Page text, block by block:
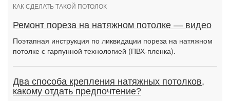
КАК СДЕЛАТЬ ТАКОЙ ПОТОЛОК
Ремонт пореза на натяжном потолке — видео
Поэтапная инструкция по ликвидации пореза на натяжном
потолке с гарпунной технологией (ПВХ-пленка).
Два способа крепления натяжных потолков,
какому отдать предпочтение?